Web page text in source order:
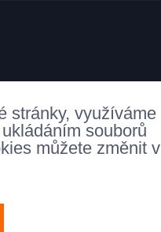
stránky, využíváme
souborů
můžete změnit v